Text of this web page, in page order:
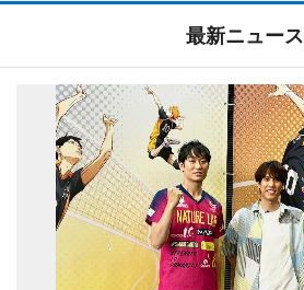
最新ニュース